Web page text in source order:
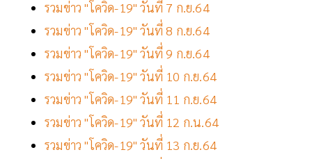
รวมข่าว "โควิด-19" วันที่ 7 ก.ย.64
รวมข่าว "โควิด-19" วันที่ 8 ก.ย.64
รวมข่าว "โควิด-19" วันที่ 9 ก.ย.64
รวมข่าว "โควิด-19" วันที่ 10 ก.ย.64
รวมข่าว "โควิด-19" วันที่ 11 ก.ย.64
รวมข่าว "โควิด-19" วันที่ 12 ก.น.64
รวมข่าว "โควิด-19" วันที่ 13 ก.ย.64